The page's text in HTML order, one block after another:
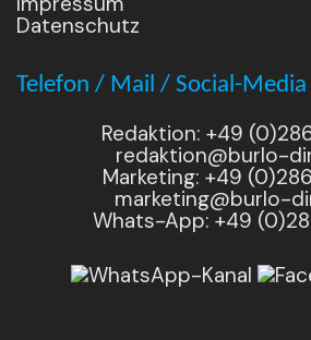
Datenschutz
Telefon / Mail / Social-Media
Redaktion: +49
redaktion@burlo-
Marketing: +49
marketing@burlo-
Whats-App: +49